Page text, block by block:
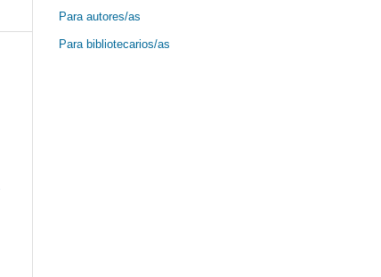
Para autores/as
Para bibliotecarios/as